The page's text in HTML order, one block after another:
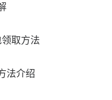
取方法
法介绍